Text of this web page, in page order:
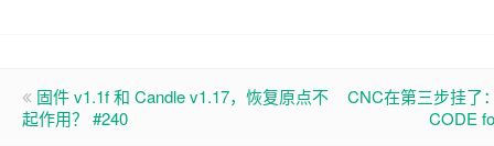
固件 v1.1f 和 Candle v1.17，恢复原点不
起作用？ #240
CNC在第三步挂了
CODE